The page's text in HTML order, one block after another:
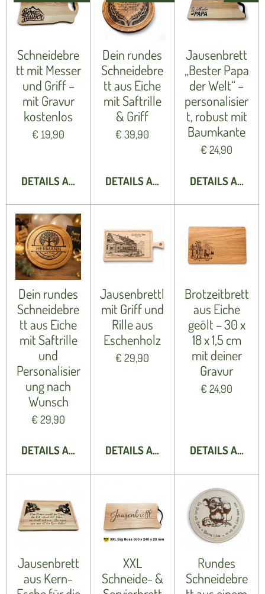
Schneidebre
tt mit Messer
und Griff –
mit Gravur
kostenlos
€ 19,90
DETAILS ANZEIGEN
Dein rundes
Schneidebre
tt aus Eiche
mit Saftrille
& Griff
€ 39,90
DETAILS ANZEIGEN
Jausenbrett
„Bester Papa
der Welt“ –
personalisier
t, robust mit
Baumkante
€ 24,90
DETAILS
Dein rundes
Schneidebre
tt aus Eiche
mit Saftrille
und
Personalisier
ung nach
Wunsch
€ 29,90
DETAILS ANZEIGEN
Jausenbrettl
mit Griff und
Rille aus
Eschenholz
€ 29,90
DETAILS ANZEIGEN
Brotzeitbrett
aus Eiche
geölt – 30 x
18 x 1,5 cm
mit deiner
Gravur
€ 24,90
DETAILS
Jausenbrett
aus Kern-
XXL
Schneide- &
Rundes
Schneidebre